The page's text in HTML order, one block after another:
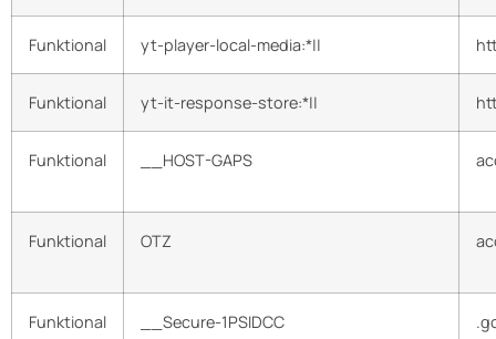
Funktional yt-player-local-media:*||
Funktional yt-it-response-store:*||
Funktional __HOST-GAPS
Funktional OTZ
Funktional __Secure-1PSIDCC